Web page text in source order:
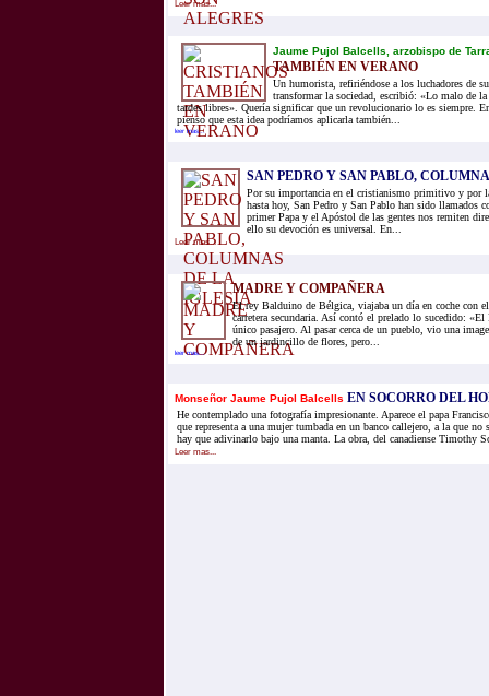
Leer mas...
Jaume Pujol Balcells, arzobispo de
TAMBIÉN EN VERANO
Un humorista, refiriéndose a los luchadores de
transformar la sociedad, escribió: «Lo malo de
tardes libres». Quería significar que un revolucionario lo es siempre.
pienso que esta idea podríamos aplicarla también...
leer mas...
SAN PEDRO Y SAN PABLO,
Por su importancia en el cristianismo primitivo y por
hasta hoy, San Pedro y San Pablo han sido llamados
primer Papa y el Apóstol de las gentes nos remiten
ello su devoción es universal. En...
Leer mas...
MADRE Y COMPAÑERA
El rey Balduino de Bélgica, viajaba un día en coche con el
carretera secundaria. Así contó el prelado lo sucedido:
único pasajero. Al pasar cerca de un pueblo, vio una
de un jardincillo de flores, pero...
leer mas...
Monseñor Jaume Pujol Balcells EN SOCORRO DEL
He contemplado una fotografía impresionante. Aparece el papa
que representa a una mujer tumbada en un banco callejero, a la que no
hay que adivinarlo bajo una manta. La obra, del canadiense Timothy
Leer mas...